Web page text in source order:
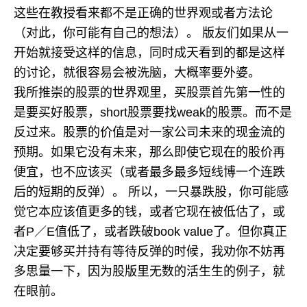
这些在教授看来都不是正确的世界观或者方法论
（对此，你可能有自己的想法）。 版友们如果从一
开始就接受这样的信息，同时成天看到的都是这样
的讨论，就很容易会被洗脑，大概率要外婆。
我所推崇的股票的世界观里，买股票首先第一性的
是要买好股票，short股票要找weak的股票。而不是
反过来。股票的价值是对一家公司未来的现金流的
预期。如果它没有未来，那么即使它现在的股价再
便宜，也不应该买（或者最多最多短线博一个连跌
后的短期的反弹）。 所以，一只暴跌股，你可能感
觉它本应该值更多的钱，或者它现在被低估了，或
者P／E值低了，或者跌破book value了。但你真正
决定要够买并持有等待反弹的时候，我劝你不妨再
多思量一下，因为股版里无数的活生生的例子，就
在眼前。